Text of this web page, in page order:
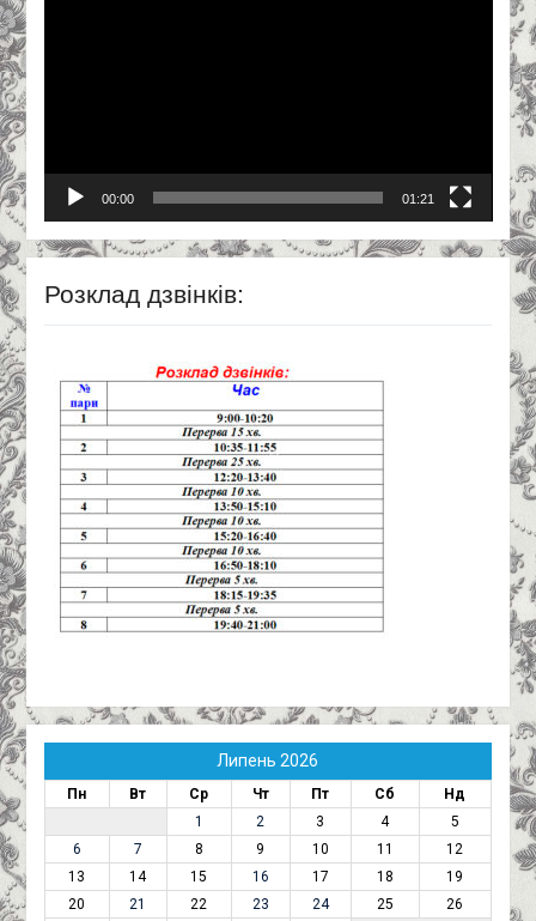
00:00 01:21
Розклад дзвінків:
Липень 2026
Пн Вт Ср Чт Пт Сб
Нд
1
2 3 4
5
6
7 8 9 10 11
12
13
14 15 16 17 18
19
20
21 22 23 24 25
26